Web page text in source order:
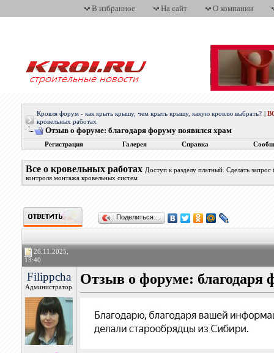
В избранное На сайт О компании
Кровля форум - как крыть крышу, чем крыть крышу, какую кровлю выбрать?
кровельных работах
Отзыв о форуме: благодаря форуму появился храм
Регистрация Галерея Справка
Все о кровельных работах Доступ к разделу платный. Сделать
контроля монтажа кровельных систем
Поделиться…
26.11.2025,
13:40
Filippcha
Администратор
Отзыв о форуме: благодаря